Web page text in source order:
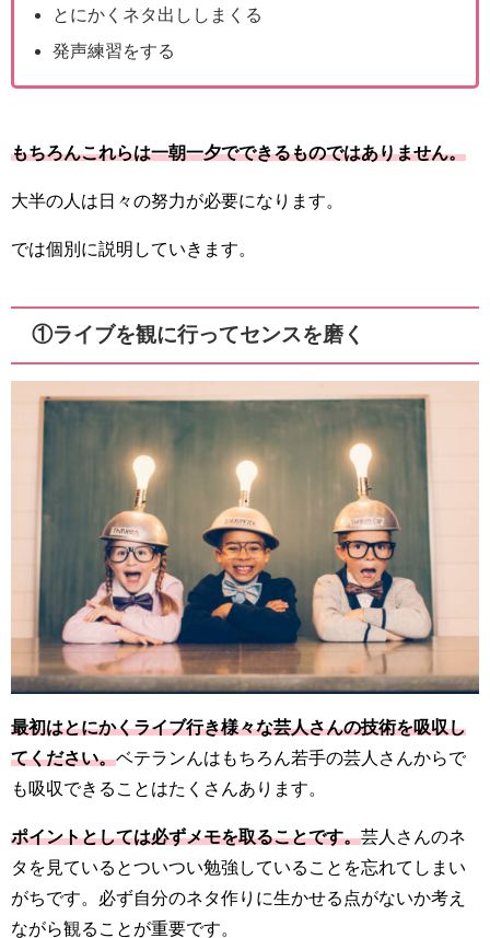
とにかくネタ出ししまくる
発声練習をする
もちろんこれらは一朝一夕でできるものではありません。
大半の人は日々の努力が必要になります。
では個別に説明していきます。
①ライブを観に行ってセンスを磨く
最初はとにかくライブ行き様々な芸人さんの技術を吸収し
てください。ベテランんはもちろん若手の芸人さんからで
も吸収できることはたくさんあります。
ポイントとしては必ずメモを取ることです。芸人さんのネ
タを見ているとついつい勉強していることを忘れてしまい
がちです。必ず自分のネタ作りに生かせる点がないか考え
ながら観ることが重要です。